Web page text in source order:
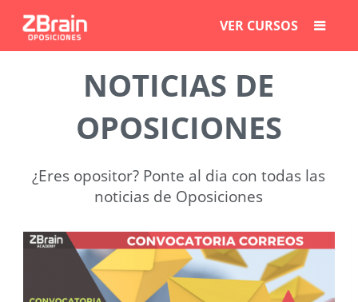
VER CURSOS
NOTICIAS DE
OPOSICIONES
¿Eres opositor? Ponte al dia con todas las
noticias de Oposiciones